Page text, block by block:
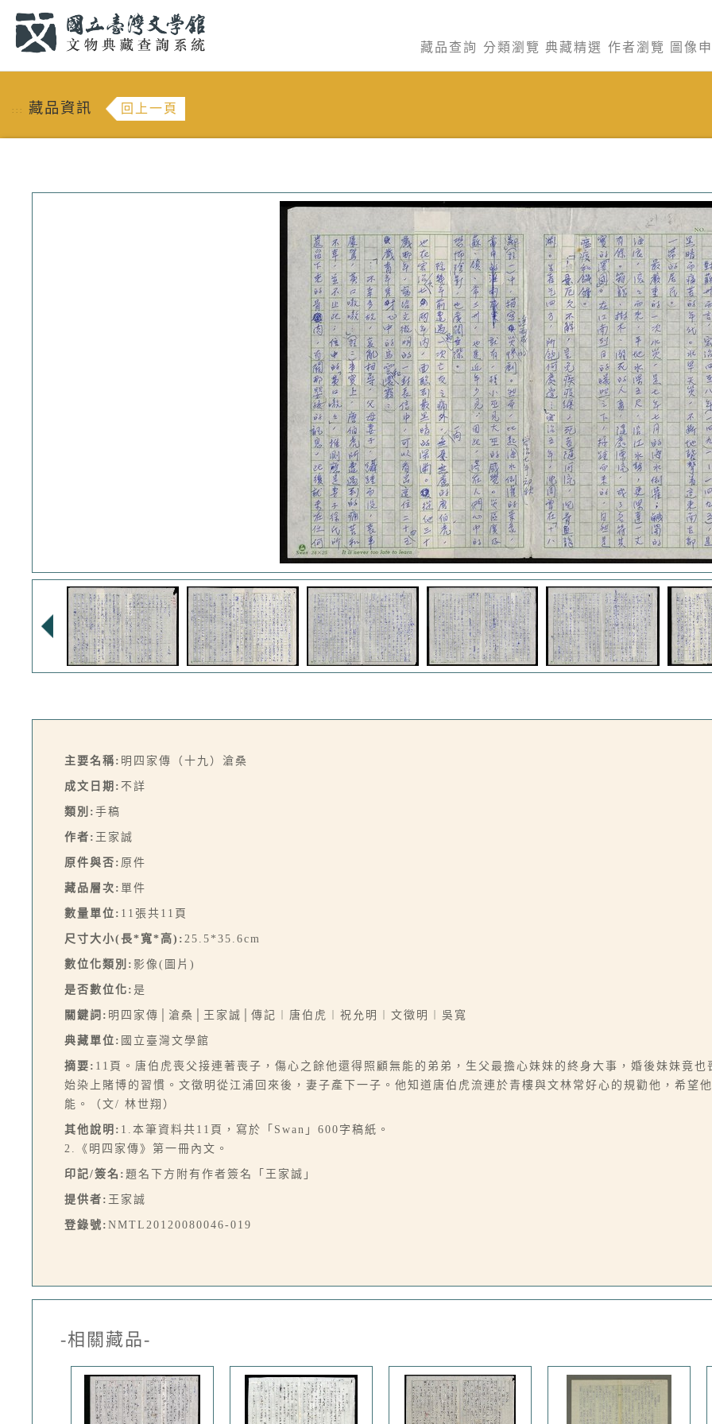
藏品查詢 分類瀏覽 典藏精選 作者瀏覽 圖像
::: 藏品資訊 回上一頁
主要名稱: 明四家傳（十九）滄桑
成文日期: 不詳
類別: 手稿
作者: 王家誠
原件與否: 原件
藏品層次: 單件
數量單位: 11張共11頁
尺寸大小(長*寬*高): 25.5*35.6cm
數位化類別: 影像(圖片)
是否數位化: 是
關鍵詞: 明四家傳│滄桑│王家誠│傳記︱唐伯虎︱祝允明︱文徵明︱吳寬
典藏單位: 國立臺灣文學館
摘要: 11頁。唐伯虎喪父接連著喪子，傷心之餘他還得照顧無能的弟弟，生父最擔心妹妹的終身大事，婚後妹妹竟
始染上賭博的習慣。文徵明從江浦回來後，妻子產下一子。他知道唐伯虎流連於青樓與文林常好心的規勸他，希望
能。（文/ 林世翔）
其他說明: 1.本筆資料共11頁，寫於「Swan」600字稿紙。
2.《明四家傳》第一冊內文。
印記/簽名: 題名下方附有作者簽名「王家誠」
提供者: 王家誠
登錄號: NMTL20120080046-019
-相關藏品-